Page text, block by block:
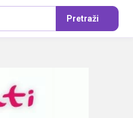
Pretraži